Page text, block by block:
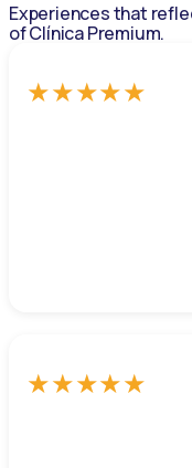
Experiences that
of Clínica Premium.
★★★★★
★★★★★